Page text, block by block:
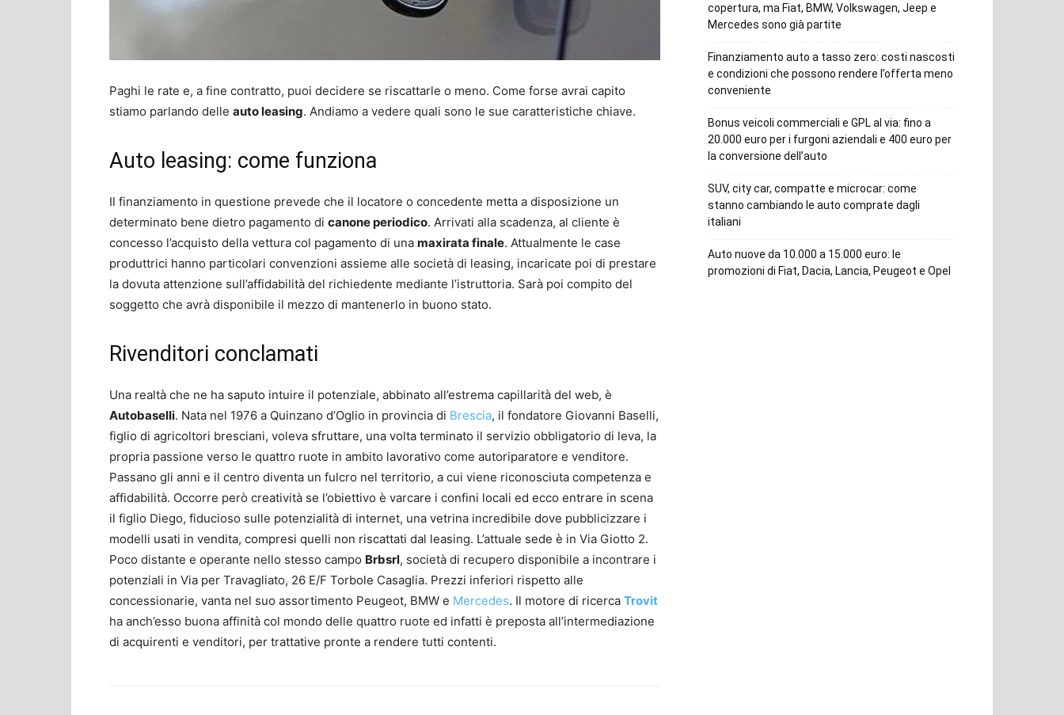
Paghi le rate e, a fine contratto, puoi decidere se riscattarle o meno. Come forse avrai capito
stiamo parlando delle auto leasing. Andiamo a vedere quali sono le sue caratteristiche chiave.
Auto leasing: come funziona
Il finanziamento in questione prevede che il locatore o concedente metta a disposizione un
determinato bene dietro pagamento di canone periodico. Arrivati alla scadenza, al cliente è
concesso l’acquisto della vettura col pagamento di una maxirata finale. Attualmente le case
produttrici hanno particolari convenzioni assieme alle società di leasing, incaricate poi di prestare
la dovuta attenzione sull’affidabilità del richiedente mediante l’istruttoria. Sarà poi compito del
soggetto che avrà disponibile il mezzo di mantenerlo in buono stato.
Rivenditori conclamati
Una realtà che ne ha saputo intuire il potenziale, abbinato all’estrema capillarità del web, è
Autobaselli. Nata nel 1976 a Quinzano d’Oglio in provincia di Brescia, il fondatore Giovanni Baselli,
figlio di agricoltori bresciani, voleva sfruttare, una volta terminato il servizio obbligatorio di leva, la
propria passione verso le quattro ruote in ambito lavorativo come autoriparatore e venditore.
Passano gli anni e il centro diventa un fulcro nel territorio, a cui viene riconosciuta competenza e
affidabilità. Occorre però creatività se l’obiettivo è varcare i confini locali ed ecco entrare in scena
il figlio Diego, fiducioso sulle potenzialità di internet, una vetrina incredibile dove pubblicizzare i
modelli usati in vendita, compresi quelli non riscattati dal leasing. L’attuale sede è in Via Giotto 2.
Poco distante e operante nello stesso campo Brbsrl, società di recupero disponibile a incontrare i
potenziali in Via per Travagliato, 26 E/F Torbole Casaglia. Prezzi inferiori rispetto alle
concessionarie, vanta nel suo assortimento Peugeot, BMW e Mercedes. Il motore di ricerca Trovit
ha anch’esso buona affinità col mondo delle quattro ruote ed infatti è preposta all’intermediazione
di acquirenti e venditori, per trattative pronte a rendere tutti contenti.
copertura, ma Fiat, BMW, Volkswagen, Jeep e
Mercedes sono già partite
Finanziamento auto a tasso zero: costi nascosti
e condizioni che possono rendere l’offerta meno
conveniente
Bonus veicoli commerciali e GPL al via: fino a
20.000 euro per i furgoni aziendali e 400 euro per
la conversione dell’auto
SUV, city car, compatte e microcar: come
stanno cambiando le auto comprate dagli
italiani
Auto nuove da 10.000 a 15.000 euro: le
promozioni di Fiat, Dacia, Lancia, Peugeot e Opel